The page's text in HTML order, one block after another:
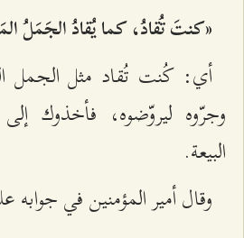
«كنتَ تُقادُ، كما يُقادُ الجَمَلُ
أي: كُنت تُقاد مثل الجمل
وجرّوه ليروّضوه، فأخذوك
البيعة.
وقال أمير المؤمنين في جوابه